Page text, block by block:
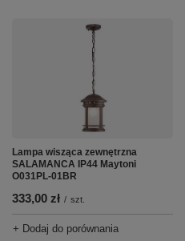
Lampa wisząca zewnętrzna
SALAMANCA IP44 Maytoni
O031PL-01BR
333,00 zł / szt.
+ Dodaj do porównania